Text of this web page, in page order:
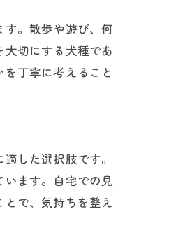
。散歩や遊び、何
切にする犬種であ
丁寧に考えること
した選択肢です。
ます。自宅での見
で、気持ちを整え